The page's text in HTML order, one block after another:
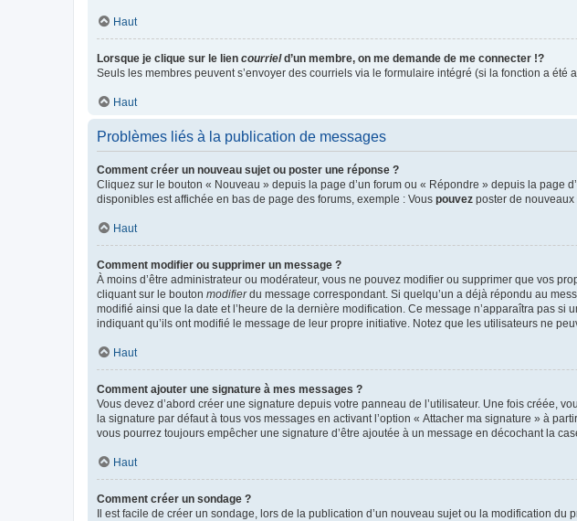
Haut
Lorsque je clique sur le lien courrield’un membre, on me demande de me connecter !?
Seuls les membres peuvent s’envoyer des courriels via le formulaire intégré (si la fonction a
Haut
Problèmes liés à la publication de messages
Comment créer un nouveau sujet ou poster une réponse ?
Cliquez sur le bouton « Nouveau » depuis la page d’un forum ou « Répondre » depuis la page
disponibles est affichée en bas de page des forums, exemple : Vous pouvez poster de nouveaux
Haut
Comment modifier ou supprimer un message ?
À moins d’être administrateur ou modérateur, vous ne pouvez modifier ou supprimer que vos
cliquant sur le bouton modifierdu message correspondant. Si quelqu’un a déjà répondu au
modifié ainsi que la date et l’heure de la dernière modification. Ce message n’apparaîtra pas
indiquant qu’ils ont modifié le message de leur propre initiative. Notez que les utilisateurs ne
Haut
Comment ajouter une signature à mes messages ?
Vous devez d’abord créer une signature depuis votre panneau de l’utilisateur. Une fois créée,
la signature par défaut à tous vos messages en activant l’option « Attacher ma signature » à
vous pourrez toujours empêcher une signature d’être ajoutée à un message en décochant la
Haut
Comment créer un sondage ?
Il est facile de créer un sondage, lors de la publication d’un nouveau sujet ou la modification